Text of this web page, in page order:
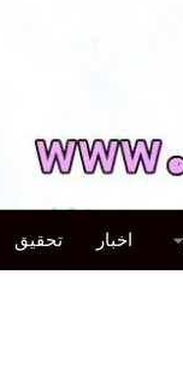
اخبار تحقیق